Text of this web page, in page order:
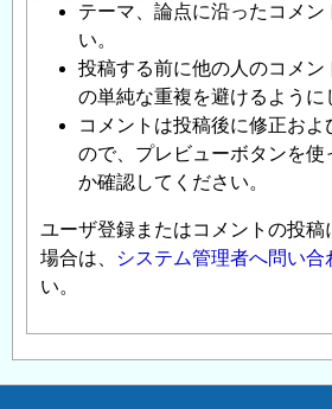
テーマ、論点に沿ったコメン
い。
投稿する前に他の人のコメン
の単純な重複を避けるように
コメントは投稿後に修正およ
ので、プレビューボタンを使
か確認してください。
ユーザ登録またはコメントの投稿
場合は、
システム管理者へ問い合
い。